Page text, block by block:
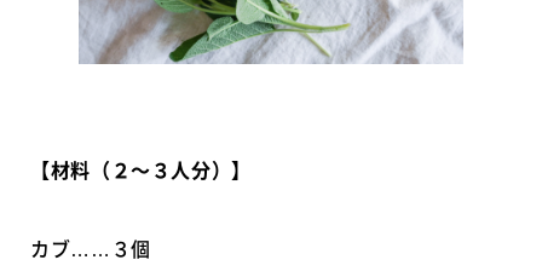
【材料（２〜３人分）】
カブ……３個